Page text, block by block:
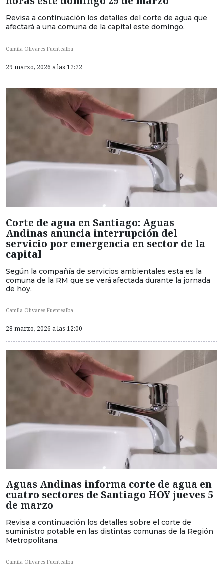
Revisa a continuación los detalles del corte de agua que
afectará a una comuna de la capital este domingo.
Camila Olivares Fuentealba
29 marzo, 2026 a las 12:22
Corte de agua en Santiago: Aguas
Andinas anuncia interrupción del
servicio por emergencia en sector de la
capital
Según la compañía de servicios ambientales esta es la
comuna de la RM que se verá afectada durante la jornada
de hoy.
Camila Olivares Fuentealba
28 marzo, 2026 a las 12:00
Aguas Andinas informa corte de agua en
cuatro sectores de Santiago HOY jueves 5
de marzo
Revisa a continuación los detalles sobre el corte de
suministro potable en las distintas comunas de la Región
Metropolitana.
Camila Olivares Fuentealba